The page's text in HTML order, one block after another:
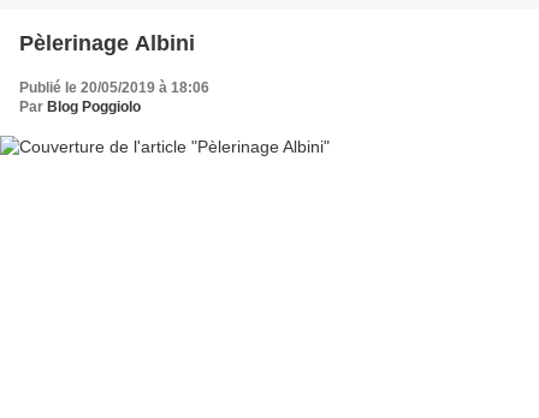
Pèlerinage Albini
Publié le 20/05/2019 à 18:06
Par Blog Poggiolo